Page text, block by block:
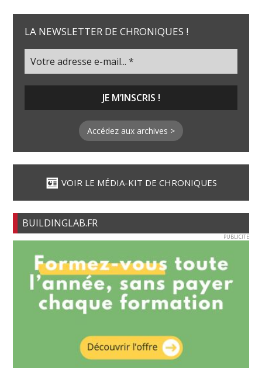
LA NEWSLETTER DE CHRONIQUES !
Accédez aux archives >
VOIR LE MÉDIA-KIT DE CHRONIQUES
BUILDINGLAB.FR
PUBLICITE